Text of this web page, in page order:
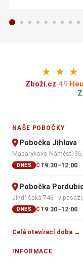
★ ★ ★
Zboží.cz 4,9·
NAŠE POBOČKY
Pobočka Jihlava
Masarykovo Náměstí
DNES ČT9:30–12:00
Pobočka
Jindřišská 746 - v
DNES ČT9:30–12:00
Celá otevírací doba →
INFORMACE